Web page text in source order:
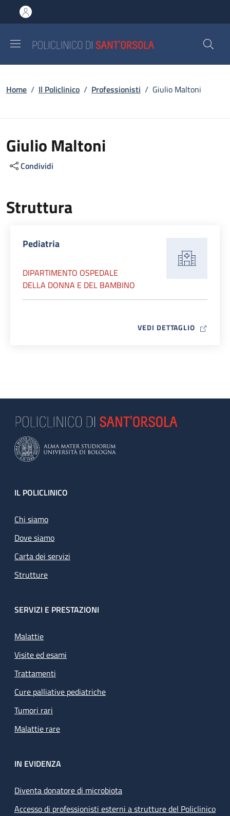
al contenuto principale
to footer content
Briciole di pane
Home / Il Policlinico / Professionisti / Giulio Maltoni
Giulio Maltoni
Condividi
Struttura
Pediatria
DIPARTIMENTO OSPEDALE
DELLA DONNA E DEL BAMBINO
VEDI DETTAGLIO MAP ICON
Footer
IL POLICLINICO
Chi siamo
Dove siamo
Carta dei servizi
Strutture
SERVIZI E PRESTAZIONI
Malattie
Visite ed esami
Trattamenti
Cure palliative pediatriche
Tumori rari
Malattie rare
IN EVIDENZA
Diventa donatore di microbiota
Accesso di professionisti esterni a strutture del Policlinico